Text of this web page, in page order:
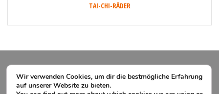
TAI-CHI-RÄDER
Wir verwenden Cookies, um dir die bestmögliche Erfahrung
auf unserer Website zu bieten.